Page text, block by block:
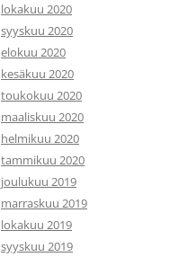
lokakuu 2020
syyskuu 2020
elokuu 2020
kesäkuu 2020
toukokuu 2020
maaliskuu 2020
helmikuu 2020
tammikuu 2020
joulukuu 2019
marraskuu 2019
lokakuu 2019
syyskuu 2019